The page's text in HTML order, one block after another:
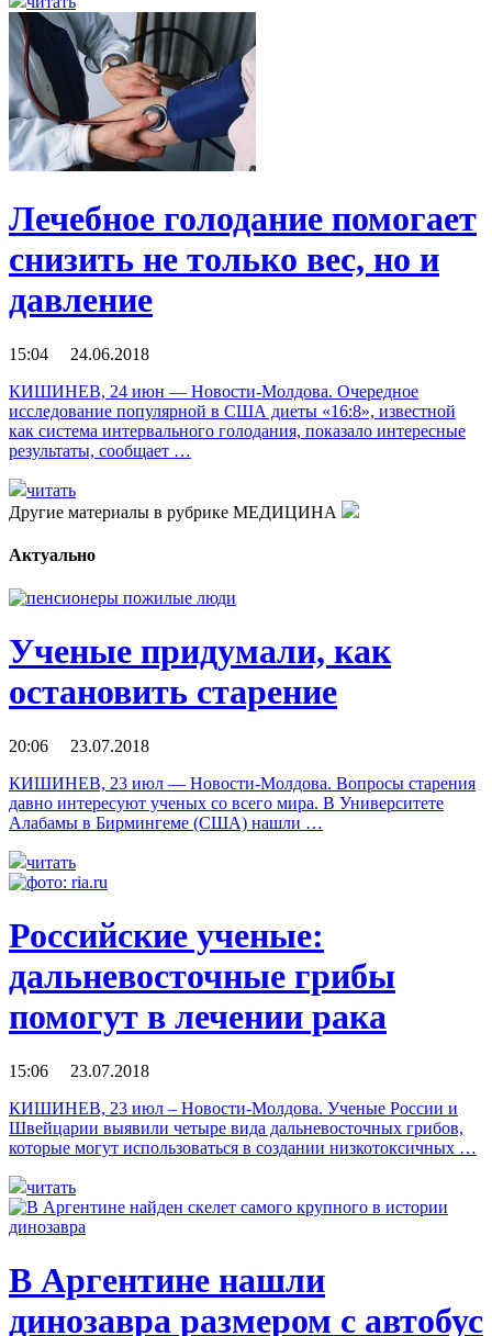
Лечебное голодание помогает
снизить не только вес, но и
давление
15:04 24.06.2018
КИШИНЕВ, 24 июн — Новости-Молдова. Очередное
исследование популярной в США диеты «16:8», известной
как система интервального голодания, показало интересные
результаты, сообщает …
читать
Другие материалы в рубрике МЕДИЦИНА
Актуально
Ученые придумали, как
остановить старение
20:06 23.07.2018
КИШИНЕВ, 23 июл — Новости-Молдова. Вопросы старения
давно интересуют ученых со всего мира. В Университете
Алабамы в Бирмингеме (США) нашли …
читать
Российские ученые:
дальневосточные грибы
помогут в лечении рака
15:06 23.07.2018
КИШИНЕВ, 23 июл – Новости-Молдова. Ученые России и
Швейцарии выявили четыре вида дальневосточных грибов,
которые могут использоваться в создании низкотоксичных …
читать
В Аргентине нашли
динозавра размером с автобус